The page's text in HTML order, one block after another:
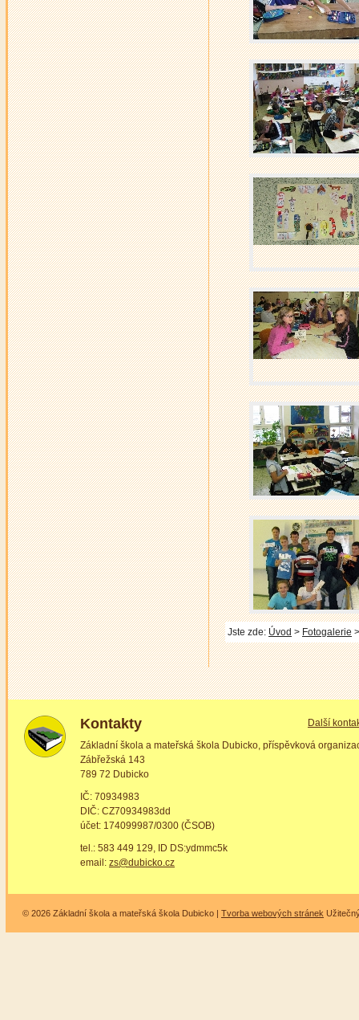
Jste zde: Úvod > Fotogalerie
Kontakty Další
Základní škola a mateřská škola Dubicko, příspěvková
Zábřežská 143
789 72 Dubicko
IČ: 70934983
DIČ: CZ70934983dd
účet: 174099987/0300 (ČSOB)
tel.: 583 449 129, ID DS:ydmmc5k
email: zs@dubicko.cz
© 2026 Základní škola a mateřská škola Dubicko | Tvorba webových stránek